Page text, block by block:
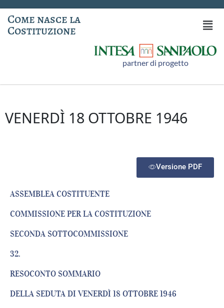
Come nasce la
Costituzione
partner di progetto
VENERDÌ 18 OTTOBRE 1946
Versione PDF
ASSEMBLEA COSTITUENTE
COMMISSIONE PER LA COSTITUZIONE
SECONDA SOTTOCOMMISSIONE
32.
RESOCONTO SOMMARIO
DELLA SEDUTA DI VENERDÌ 18 OTTOBRE 1946